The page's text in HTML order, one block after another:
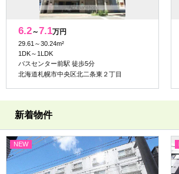
6.2～7.1万円
29.61～30.24m²
1DK～1LDK
バスセンター前駅 徒歩5分
北海道札幌市中央区北二条東２丁目
新着物件
NEW